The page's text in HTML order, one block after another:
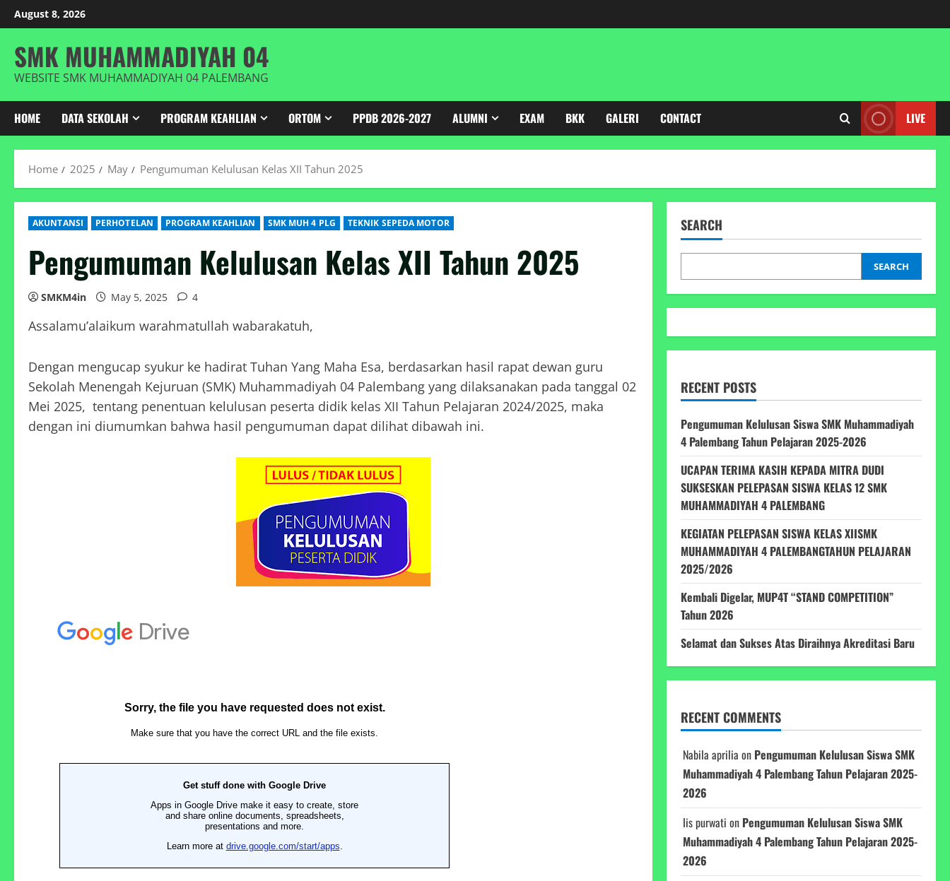
Skip
to
content
August 8, 2026
SMK MUHAMMADIYAH 04
WEBSITE SMK MUHAMMADIYAH 04 PALEMBANG
HOME DATA SEKOLAH PROGRAM KEAHLIAN ORTOM PPDB 2026-2027 ALUMNI EXAM BKK GALERI CONTACT LIVE
Home 2025 May Pengumuman Kelulusan Kelas XII Tahun 2025
AKUNTANSI PERHOTELAN PROGRAM KEAHLIAN SMK MUH 4 PLG TEKNIK SEPEDA MOTOR
Pengumuman Kelulusan Kelas XII Tahun 2025
SMKM4in May 5, 2025 4
Assalamu’alaikum warahmatullah wabarakatuh,
Dengan mengucap syukur ke hadirat Tuhan Yang Maha Esa, berdasarkan hasil rapat dewan guru
Sekolah Menengah Kejuruan (SMK) Muhammadiyah 04 Palembang yang dilaksanakan pada tanggal 02
Mei 2025, tentang penentuan kelulusan peserta didik kelas XII Tahun Pelajaran 2024/2025, maka
dengan ini diumumkan bahwa hasil pengumuman dapat dilihat dibawah ini.
SEARCH
SEARCH
RECENT POSTS
Pengumuman Kelulusan Siswa SMK Muhammadiyah
4 Palembang Tahun Pelajaran 2025-2026
UCAPAN TERIMA KASIH KEPADA MITRA DUDI
SUKSESKAN PELEPASAN SISWA KELAS 12 SMK
MUHAMMADIYAH 4 PALEMBANG
KEGIATAN PELEPASAN SISWA KELAS XIISMK
MUHAMMADIYAH 4 PALEMBANGTAHUN PELAJARAN
2025/2026
Kembali Digelar, MUP4T “STAND COMPETITION”
Tahun 2026
Selamat dan Sukses Atas Diraihnya Akreditasi Baru
RECENT COMMENTS
Nabila aprilia on Pengumuman Kelulusan Siswa SMK
Muhammadiyah 4 Palembang Tahun Pelajaran 2025-
2026
Iis purwati on Pengumuman Kelulusan Siswa SMK
Muhammadiyah 4 Palembang Tahun Pelajaran 2025-
2026